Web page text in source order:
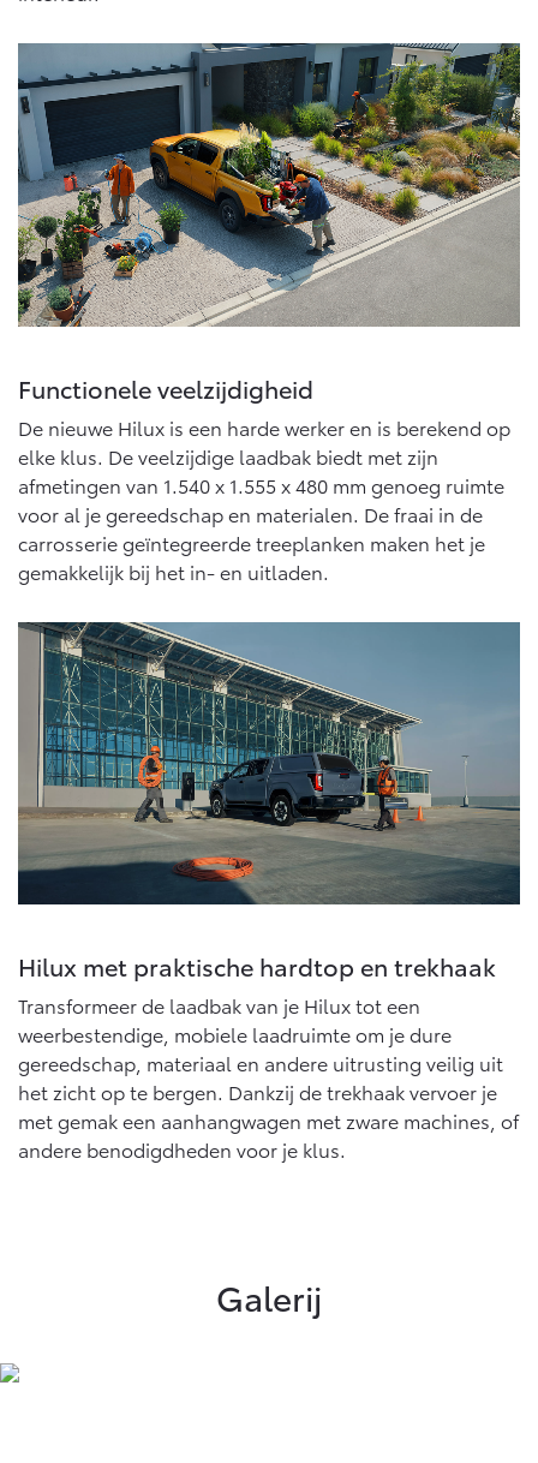
Functionele veelzijdigheid
De nieuwe Hilux is een harde werker en is berekend op
elke klus. De veelzijdige laadbak biedt met zijn
afmetingen van 1.540 x 1.555 x 480 mm genoeg ruimte
voor al je gereedschap en materialen. De fraai in de
carrosserie geïntegreerde treeplanken maken het je
gemakkelijk bij het in- en uitladen.
Hilux met praktische hardtop en trekhaak
Transformeer de laadbak van je Hilux tot een
weerbestendige, mobiele laadruimte om je dure
gereedschap, materiaal en andere uitrusting veilig uit
het zicht op te bergen. Dankzij de trekhaak vervoer je
met gemak een aanhangwagen met zware machines, of
andere benodigdheden voor je klus.
Galerij